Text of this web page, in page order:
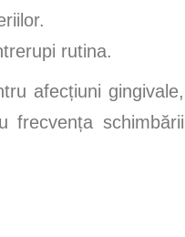
rutina.
afecțiuni gingivale,
frecvența schimbării